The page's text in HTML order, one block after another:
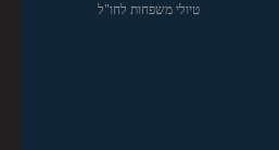
טיולי משפחות לחו"ל